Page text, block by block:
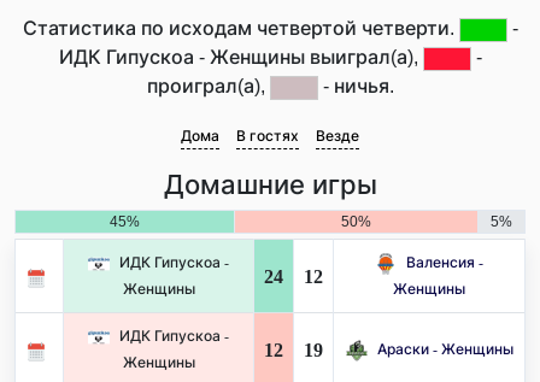
Статистика по исходам четвертой четверти.
-
ИДК Гипускоа - Женщины выиграл(а),
-
проиграл(а),
- ничья.
Дома В гостях Везде
Домашние игры
45% 50% 5%
ИДК Гипускоа -
Женщины
24 12
Валенсия -
Женщины
ИДК Гипускоа -
Женщины
12 19 Араски - Женщины